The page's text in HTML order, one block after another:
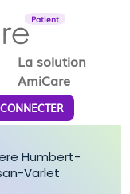
Patient
La solution
AmiCare
Humbert-
Varlet